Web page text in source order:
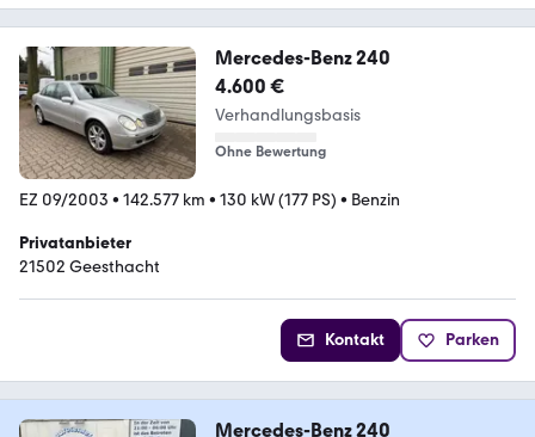
Mercedes-Benz 240
4.600 €
Verhandlungsbasis
Ohne Bewertung
EZ 09/2003 • 142.577 km • 130 kW (177 PS) • Benzin
Privatanbieter
21502 Geesthacht
Kontakt Parken
Mercedes-Benz 240